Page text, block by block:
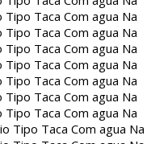
Taca Com agua Na
Taca Com agua Na
Taca Com agua Na
Taca Com agua Na
Taca Com agua Na
Taca Com agua Na
Taca Com agua Na
Tipo Taca Com agua Na